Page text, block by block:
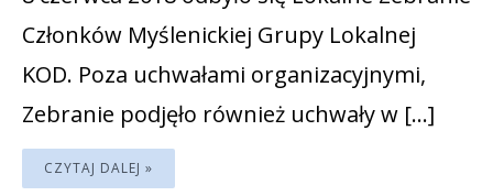
Członków Myślenickiej Grupy Lokalnej
KOD. Poza uchwałami organizacyjnymi,
Zebranie podjęło również uchwały w […]
CZYTAJ DALEJ »